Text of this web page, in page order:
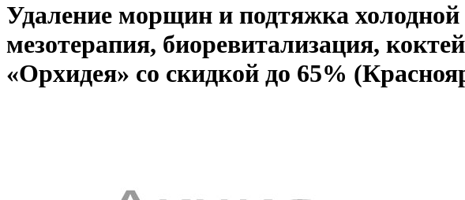
Удаление морщин и подтяжка
мезотерапия, биоревитализация,
«Орхидея» со скидкой до 65%